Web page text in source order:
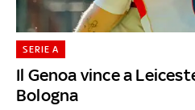
Il Genoa vince a
Bologna
SERIE A